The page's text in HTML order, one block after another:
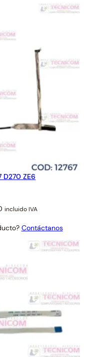
D270 ZE6
Current
is:
incluido IVA
Contáctanos